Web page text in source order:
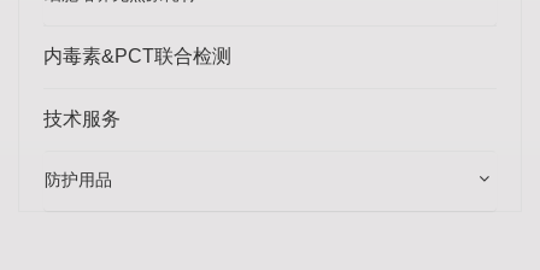
内毒素&PCT联合检测
技术服务
防护用品